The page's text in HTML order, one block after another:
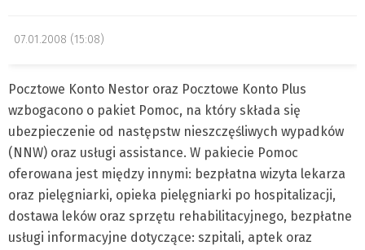
07.01.2008 (15:08)
Pocztowe Konto Nestor oraz Pocztowe Konto Plus
wzbogacono o pakiet Pomoc, na który składa się
ubezpieczenie od następstw nieszczęśliwych wypadków
(NNW) oraz usługi assistance. W pakiecie Pomoc
oferowana jest między innymi: bezpłatna wizyta lekarza
oraz pielęgniarki, opieka pielęgniarki po hospitalizacji,
dostawa leków oraz sprzętu rehabilitacyjnego, bezpłatne
usługi informacyjne dotyczące: szpitali, aptek oraz